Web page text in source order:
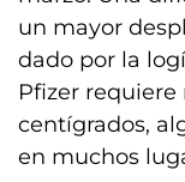
un mayor
dado por la
Pfizer
centígrados,
en muchos